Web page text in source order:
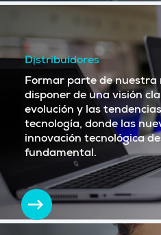
Distribuidores
Formar parte de nuestra
disponer de una visión
evolución y las
tecnología, donde las
innovación tecnológica
fundamental.